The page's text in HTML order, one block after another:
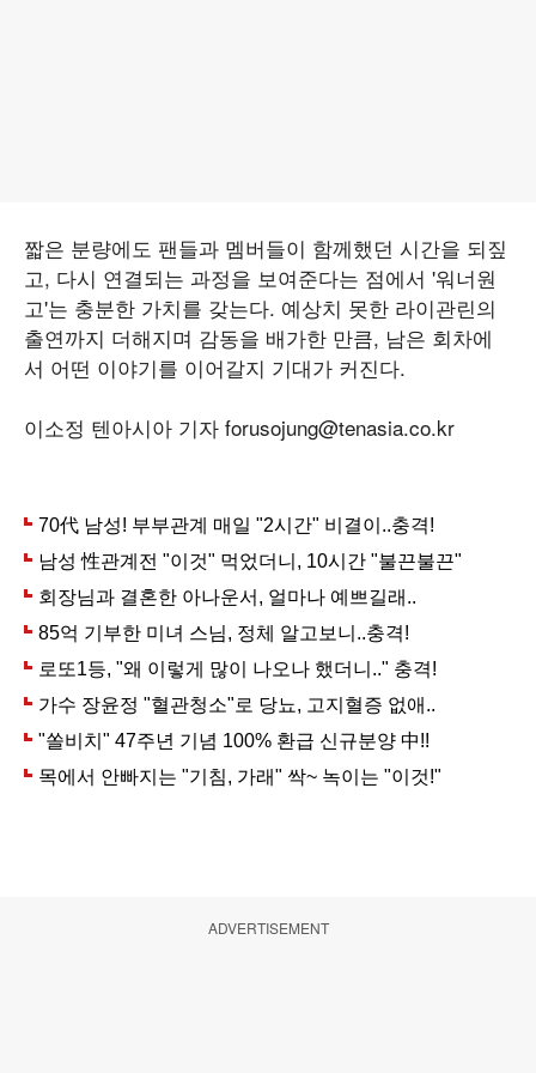
짧은 분량에도 팬들과 멤버들이 함께했던 시간을 되짚
고, 다시 연결되는 과정을 보여준다는 점에서 '워너원
고'는 충분한 가치를 갖는다. 예상치 못한 라이관린의
출연까지 더해지며 감동을 배가한 만큼, 남은 회차에
서 어떤 이야기를 이어갈지 기대가 커진다.
이소정 텐아시아 기자 forusojung@tenasia.co.kr
ADVERTISEMENT